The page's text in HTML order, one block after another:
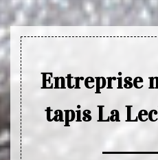
Entreprise
tapis La